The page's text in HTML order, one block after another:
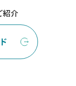
紹介